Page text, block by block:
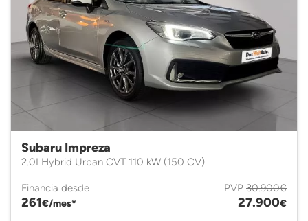
Subaru Impreza
2.0I Hybrid Urban CVT 110 kW (150 CV)
Financia desde
261€/mes*
PVP 30.900€
27.900€